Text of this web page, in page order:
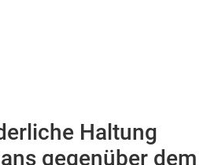
Haltung
gegenüber dem